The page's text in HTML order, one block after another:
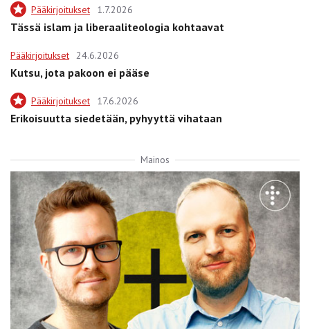
Pääkirjoitukset 1.7.2026
Tässä islam ja liberaaliteologia kohtaavat
Pääkirjoitukset 24.6.2026
Kutsu, jota pakoon ei pääse
Pääkirjoitukset 17.6.2026
Erikoisuutta siedetään, pyhyyttä vihataan
Mainos